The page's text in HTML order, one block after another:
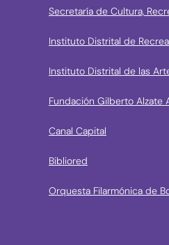
Secretaría de Cultura,
Instituto Distrital de
Instituto Distrital de las
Fundación Gilberto Alzate
Canal Capital
Bibliored
Orquesta Filarmónica de